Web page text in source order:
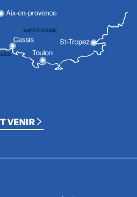
VENIR